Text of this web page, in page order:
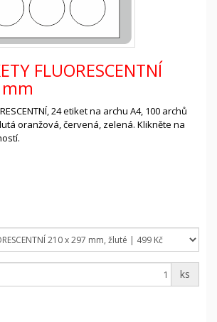
FLUORESCENTNÍ
24 etiket na archu A4, 100 archů
oranžová, červená, zelená. Klikněte na
ks